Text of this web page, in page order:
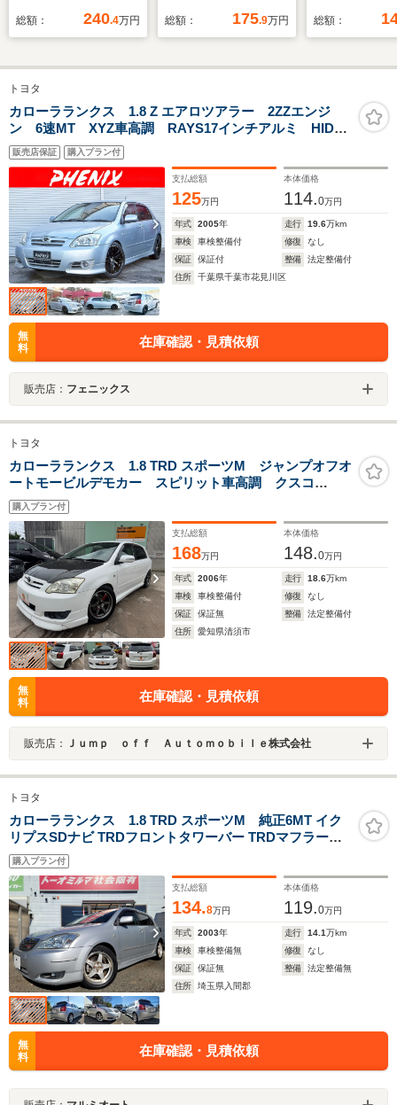
総額： 240.4万円
済 ダイヤトーンビル
総額： 175.9万円
ライト プッ
ーサポート
止システム
総額：
トヨタ
カローラランクス 1.8 Z エアロツアラー 2ZZエンジ
ン 6速MT XYZ車高調 RAYS17インチアルミ HIDヘ
ッドライト
販売店保証 購入プラン付
支払総額
125万円
本体価格
114.0万円
年式 2005年 走行 19.6万km
車検
車検整備付 修復
なし
保証
保証付 整備
法定整備付
住所
千葉県千葉市花見川区
無
料
在庫確認・見積依頼
販売店： フェニックス
トヨタ
カローラランクス 1.8 TRD スポーツM ジャンプオフオ
ートモービルデモカー スピリット車高調 クスコ
LSD TE37 16インチAW カーボンボンネット 柿本
マフラー グループMカーボンエアクリーナー ORCク
ラッチ 6速マニュアル Defi追加メータ
購入プラン付
支払総額
168万円
本体価格
148.0万円
年式 2006年 走行 18.6万km
車検
車検整備付 修復
なし
保証
保証無 整備
法定整備付
住所
愛知県清須市
無
料
在庫確認・見積依頼
販売店： Ｊｕｍｐ ｏｆｆ Ａｕｔｏｍｏｂｉｌｅ株式会社
トヨタ
カローラランクス 1.8 TRD スポーツM 純正6MT イク
リプスSDナビ TRDフロントタワーバー TRDマフラー
RAYS16AW
購入プラン付
支払総額
134.8万円
本体価格
119.0万円
年式 2003年 走行 14.1万km
車検
車検整備無 修復
なし
保証
保証無 整備
法定整備無
住所
埼玉県入間郡
無
料
在庫確認・見積依頼